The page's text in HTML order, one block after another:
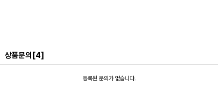
상품문의 [4]
등록된 문의가 없습니다.